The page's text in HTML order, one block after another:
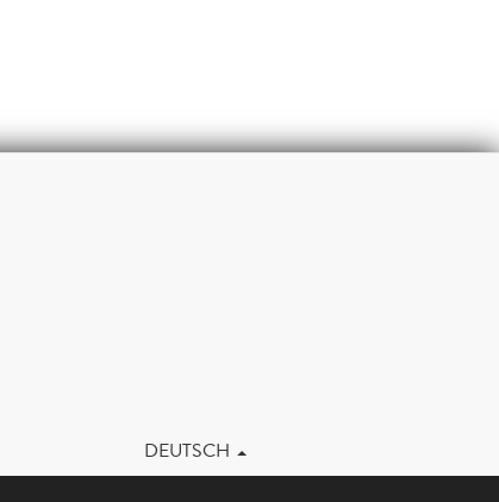
DEUTSCH